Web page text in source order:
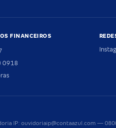
FINANCEIROS
0918
IP: ouvidoriaip@contaazul.com —